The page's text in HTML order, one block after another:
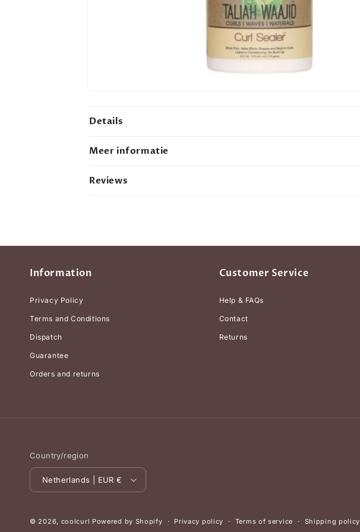
in
Details
Meer informatie
Reviews
Information
Privacy Policy
Terms and Conditions
Dispatch
Guarantee
Orders and returns
Customer Service
Help & FAQs
Contact
Returns
Country/region
Netherlands | EUR €
© 2026, coolcurl Powered by Shopify Privacy policy Terms of service Shipping policy